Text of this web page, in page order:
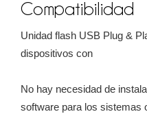
Compatibilidad
Unidad flash USB Plug &
dispositivos con
No hay necesidad de
software para los sistemas